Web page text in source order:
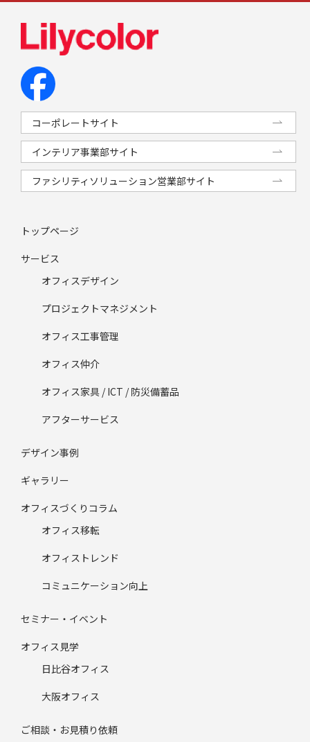
コーポレートサイト
インテリア事業部サイト
ファシリティソリューション営業部サイト
トップページ
サービス
オフィスデザイン
プロジェクトマネジメント
オフィス工事管理
オフィス仲介
オフィス家具 / ICT / 防災備蓄品
アフターサービス
デザイン事例
ギャラリー
オフィスづくりコラム
オフィス移転
オフィストレンド
コミュニケーション向上
セミナー・イベント
オフィス見学
日比谷オフィス
大阪オフィス
ご相談・お見積り依頼